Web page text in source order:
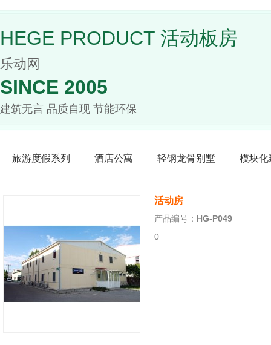
HEGE PRODUCT 活动板房
乐动网
SINCE 2005
建筑无言 品质自现 节能环保
旅游度假系列 酒店公寓 轻钢龙骨别墅 模块化
活动房
产品编号： HG-P049
0